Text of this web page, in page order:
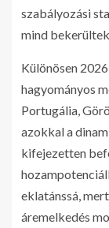
szabályozási
mind
Különösen
hagyományos
Portugália,
azokkal a
kifejezetten
eklatánssá,
áremelkedés